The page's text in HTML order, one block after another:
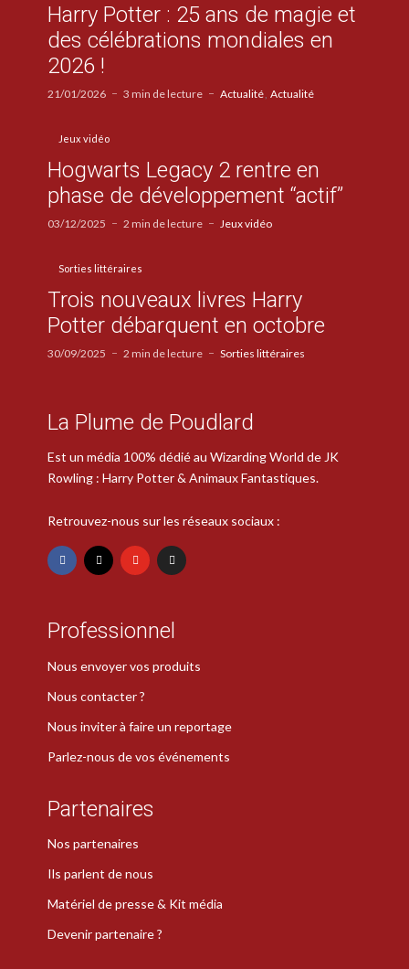
Harry Potter : 25 ans de magie et
des célébrations mondiales en
2026 !
21/01/2026 3 min de lecture Actualité Actualité
Jeux vidéo
Hogwarts Legacy 2 rentre en
phase de développement “actif”
03/12/2025 2 min de lecture Jeux vidéo
Sorties littéraires
Trois nouveaux livres Harry
Potter débarquent en octobre
30/09/2025 2 min de lecture Sorties littéraires
La Plume de Poudlard
Est un média 100% dédié au Wizarding World de JK
Rowling : Harry Potter & Animaux Fantastiques.
Retrouvez-nous sur les réseaux sociaux :
Professionnel
Nous envoyer vos produits
Nous contacter ?
Nous inviter à faire un reportage
Parlez-nous de vos événements
Partenaires
Nos partenaires
Ils parlent de nous
Matériel de presse & Kit média
Devenir partenaire ?